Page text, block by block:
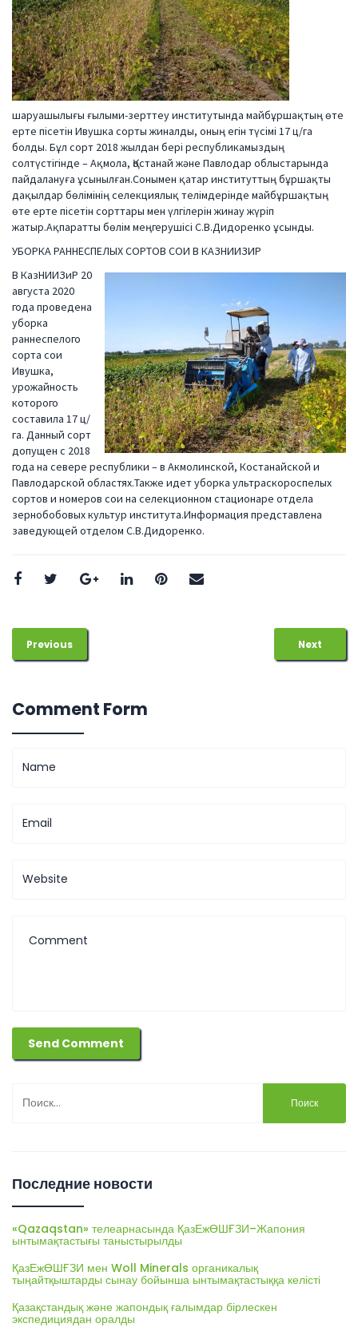
шаруашылығы ғылыми-зерттеу институтында майбұршақтың өте
ерте пісетін Ивушка сорты жиналды, оның егін түсімі 17 ц/га
болды. Бұл сорт 2018 жылдан бері республикамыздың
солтүстігінде – Ақмола, Қостанай және Павлодар облыстарында
пайдалануға ұсынылған.Сонымен қатар институттың бұршақты
дақылдар бөлімінің селекциялық телімдерінде майбұршақтың
өте ерте пісетін сорттары мен үлгілерін жинау жүріп
жатыр.Ақпаратты бөлім меңгерушісі С.В.Дидоренко ұсынды.
УБОРКА РАННЕСПЕЛЫХ СОРТОВ СОИ В КАЗНИИЗИР
В КазНИИЗиР 20
августа 2020
года проведена
уборка
раннеспелого
сорта сои
Ивушка,
урожайность
которого
составила 17 ц/
га. Данный сорт
допущен с 2018
года на севере республики – в Акмолинской, Костанайской и
Павлодарской областях.Также идет уборка ультраскороспелых
сортов и номеров сои на селекционном стационаре отдела
зернобобовых культур института.Информация представлена
заведующей отделом С.В.Дидоренко.
Previous Next
Comment Form
Последние новости
«Qazaqstan» телеарнасында ҚазЕжӨШҒЗИ–Жапония
ынтымақтастығы таныстырылды
ҚазЕжӨШҒЗИ мен Woll Minerals органикалық
тыңайтқыштарды сынау бойынша ынтымақтастыққа келісті
Қазақстандық және жапондық ғалымдар бірлескен
экспедициядан оралды